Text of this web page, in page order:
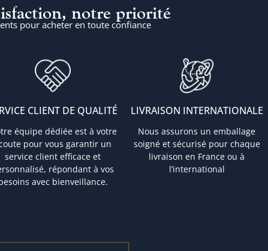
notre priorité
pour acheter en toute confiance
CLIENT DE QUALITÉ
équipe dédiée est à votre
pour vous garantir un
service client efficace et
répondant à vos
avec bienveillance.
LIVRAISON INTERNATIONALE
Nous assurons un emballage
soigné et sécurisé pour chaque
livraison en France ou à
l’international